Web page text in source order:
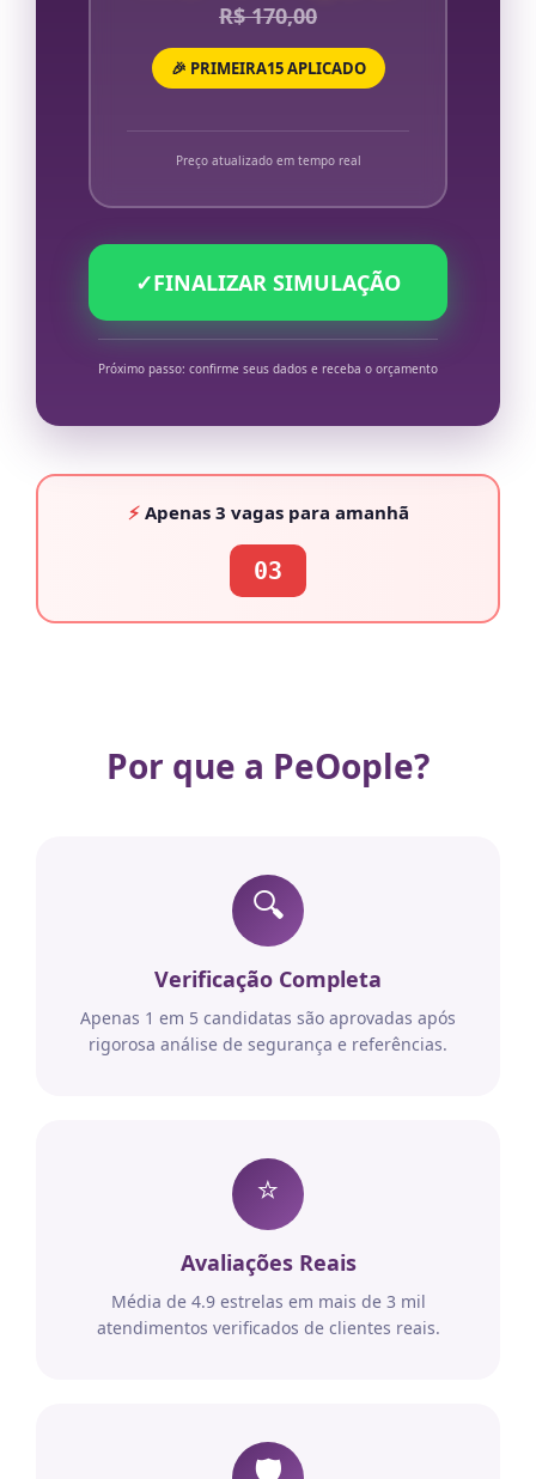
R$ 170,00
🎉 PRIMEIRA15 APLICADO
Preço atualizado em tempo real
✓FINALIZAR SIMULAÇÃO
Próximo passo: confirme seus dados e receba o orçamento
⚡Apenas 3 vagaspara amanhã
03
Por que a PeOople?
🔍
Verificação Completa
Apenas 1 em 5 candidatas são aprovadas após
rigorosa análise de segurança e referências.
⭐
Avaliações Reais
Média de 4.9 estrelas em mais de 3 mil
atendimentos verificados de clientes reais.